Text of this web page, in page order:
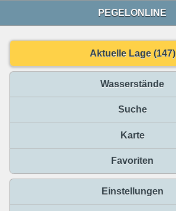
PEGELONLINE
Aktuelle Lage (147)
Wasserstände
Suche
Karte
Favoriten
Einstellungen